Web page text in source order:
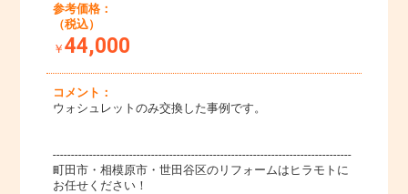
参考価格：
（税込）
￥ 44,000
コメント：
ウォシュレットのみ交換した事例です。
----------------------------------------------------------------------------------
町田市・相模原市・世田谷区のリフォームはヒラモトに
お任せください！